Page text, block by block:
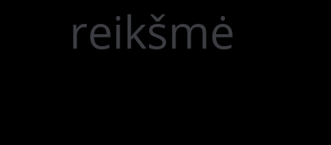
reikšmė